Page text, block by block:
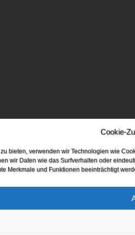
Cookie-
bieten, verwenden wir Technologien wie
wir Daten wie das Surfverhalten oder
Merkmale und Funktionen beeinträchtigt